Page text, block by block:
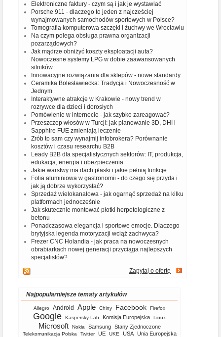
Elektroniczne faktury - czym są i jak je wystawiać
Porsche 911 - dlaczego to jeden z najcześciej
wynajmowanych samochodów sportowych w Polsce?
Tomografia komputerowa szczęki i żuchwy we Wrocławiu
Na czym polega obsługa prawna organizacji
pozarządowych?
Jak mądrze obniżyć koszty eksploatacji auta?
Nowoczesne systemy LPG w dobie zaawansowanych
silników
Innowacyjne rozwiązania dla sklepów - nowe standardy
Ceramika Bolesławiecka: Tradycja i Nowoczesność w
Jednym
Interaktywne atrakcje w Krakowie - nowy trend w
rozrywce dla dzieci i dorosłych
Pomówienie w internecie - jak szybko zareagować?
Przeszczep włosów w Turcji: jak planowanie 3D, DHI i
Sapphire FUE zmieniają leczenie
Zrób to sam czy wynajmij infobrokera? Porównanie
kosztów i czasu researchu B2B
Leady B2B dla specjalistycznych sektorów: IT, produkcja,
edukacja, energia i ubezpieczenia
Jakie warstwy ma dach płaski i jakie pełnią funkcje
Folia aluminiowa w gastronomii - do czego się przyda i
jak ją dobrze wykorzystać?
Sprzedaż wielokanałowa - jak ogarnąć sprzedaż na kilku
platformach jednocześnie
Jak skutecznie montować płotki herpetologiczne z
betonu
Ponadczasowa elegancja i sportowe emocje. Dlaczego
brytyjska legenda motoryzacji wciąż zachwyca?
Frezer CNC Holandia - jak praca na nowoczesnych
obrabiarkach nowej generacji przyciąga najlepszych
specjalistów?
Zapytaj o ofertę
Najpopularniejsze tematy artykułów
Allegro Android Apple Chiny Facebook Firefox
Google Kaspersky Lab Komisja Europejska Linux
Microsoft Nokia Samsung Stany Zjednoczone
Telekomunikacja Polska Twitter UE UKE USA Unia Europejska